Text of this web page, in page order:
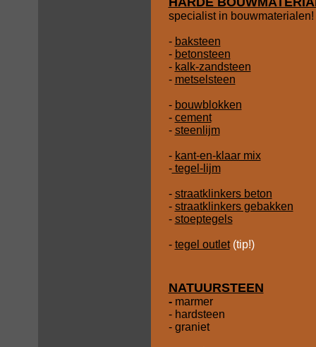
specialist in bouwmaterialen!
- baksteen
- betonsteen
- kalk-zandsteen
- metselsteen
- bouwblokken
- cement
- steenlijm
- kant-en-klaar mix
-tegel-lijm
- straatklinkers beton
- straatklinkers gebakken
- stoeptegels
- tegel outlet (tip!)
NATUURSTEEN
- marmer
- hardsteen
- graniet